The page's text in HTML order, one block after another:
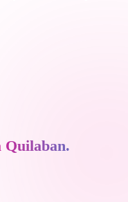
Quilaban.